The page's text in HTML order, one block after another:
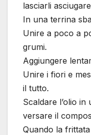
lasciarli
In una terrina
Unire a poco a
grumi.
Aggiungere
Unire i fiori e
il tutto.
Scaldare l’olio in
versare il
Quando la